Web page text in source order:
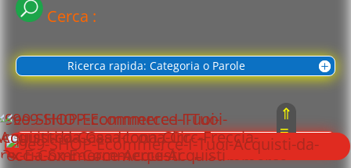
Cerca :
Ricerca rapida: Categoria o Parole
Cerca con Parole + usate
⇑
≡
⇓